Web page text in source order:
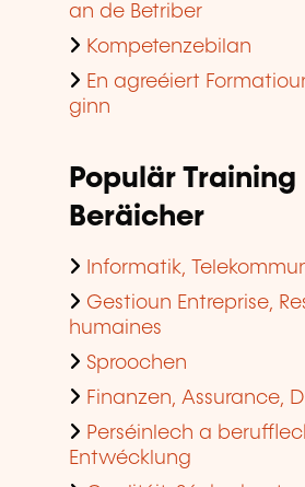
an de Betriber
Kompetenzebilan
En agreéiert
ginn
Populär Training
Beräicher
Informatik,
Gestioun Entreprise,
humaines
Sproochen
Finanzen, Assurance,
Perséinlech a
Entwécklung